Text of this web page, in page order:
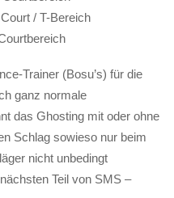
/ T-Bereich
Trainer (Bosu’s) für die
ganz normale
das Ghosting mit oder ohne
Schlag sowieso nur beim
nicht unbedingt
Teil von SMS –